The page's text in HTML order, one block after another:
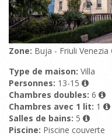
Zone: Buja - Friuli Venezia
Type de maison: Villa
Personnes: 13-15
Chambres doubles: 6
Chambres avec 1 lit: 1
Salles de bains: 5
Piscine: Piscine couverte